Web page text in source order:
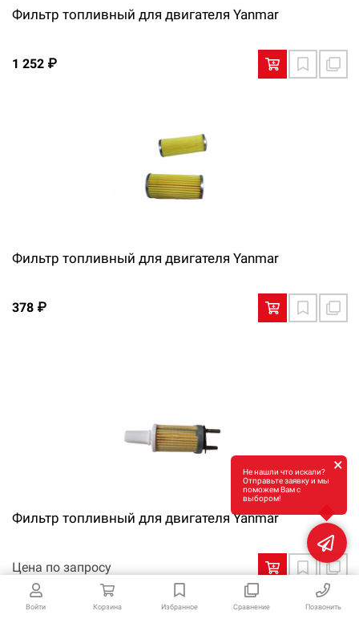
Войти Корзина Избранное Сравнение Позвонить
Фильтр топливный для двигателя Yanmar
1 252 ₽
Фильтр топливный для двигателя Yanmar
378 ₽
Фильтр топливный для двигателя Yanmar
Цена по запросу
Не нашли что искали?
Отправьте заявку и мы
поможем Вам с
выбором!
×